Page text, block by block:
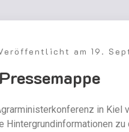
am 19.
in Kiel
Hintergrundinformationen